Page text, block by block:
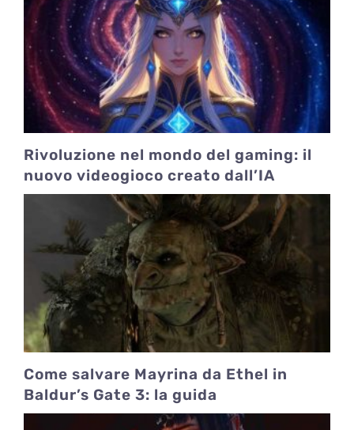
Rivoluzione nel mondo del gaming: il
nuovo videogioco creato dall’IA
Come salvare Mayrina da Ethel in
Baldur’s Gate 3: la guida